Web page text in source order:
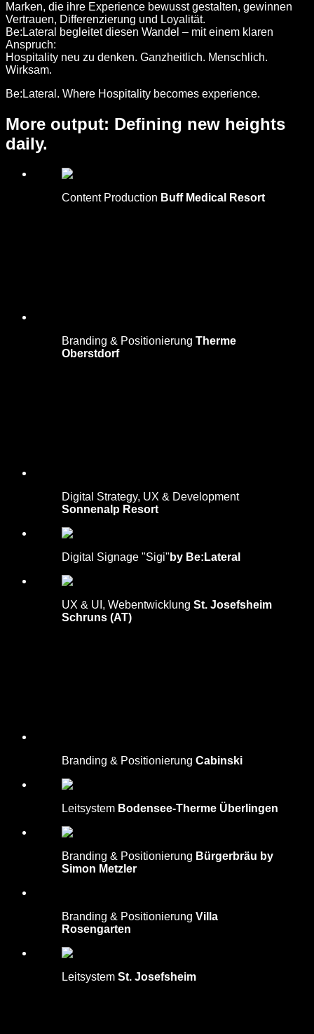
Marken, die ihre Experience bewusst gestalten, gewinnen
Vertrauen, Differenzierung und Loyalität.
Be:Lateral begleitet diesen Wandel – mit einem klaren
Anspruch:
Hospitality neu zu denken. Ganzheitlich. Menschlich.
Wirksam.
Be:Lateral. Where Hospitality becomes experience.
More output: Defining new heights
daily.
Content Production Buff Medical Resort
Branding & Positionierung Therme
Oberstdorf
Digital Strategy, UX & Development
Sonnenalp Resort
Digital Signage "Sigi" by Be:Lateral
UX & UI, Webentwicklung St. Josefsheim
Schruns (AT)
Branding & Positionierung Cabinski
Leitsystem Bodensee-Therme Überlingen
Branding & Positionierung Bürgerbräu by
Simon Metzler
Branding & Positionierung Villa
Rosengarten
Leitsystem St. Josefsheim